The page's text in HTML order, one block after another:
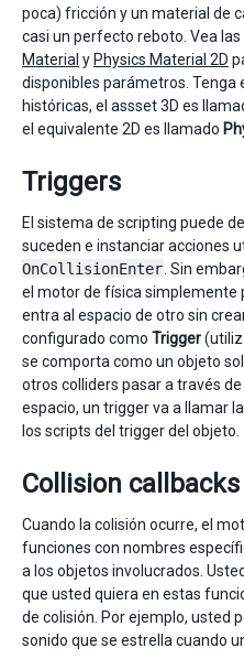
poca) fricción y un material de
casi un perfecto reboto. Vea
Material y Physics Material 2D
disponibles parámetros. Tenga
históricas, el assset 3D es
el equivalente 2D es llamado
Triggers
El sistema de scripting puede
suceden e instanciar acciones
OnCollisionEnter . Sin
el motor de física simplemente
entra al espacio de otro sin
configurado como Trigger
se comporta como un objeto
otros colliders pasar a través
espacio, un trigger va a llamar
los scripts del trigger del objeto.
Collision
Cuando la colisión ocurre, el
funciones con nombres
a los objetos involucrados.
que usted quiera en estas
de colisión. Por ejemplo, usted
sonido que se estrella cuando